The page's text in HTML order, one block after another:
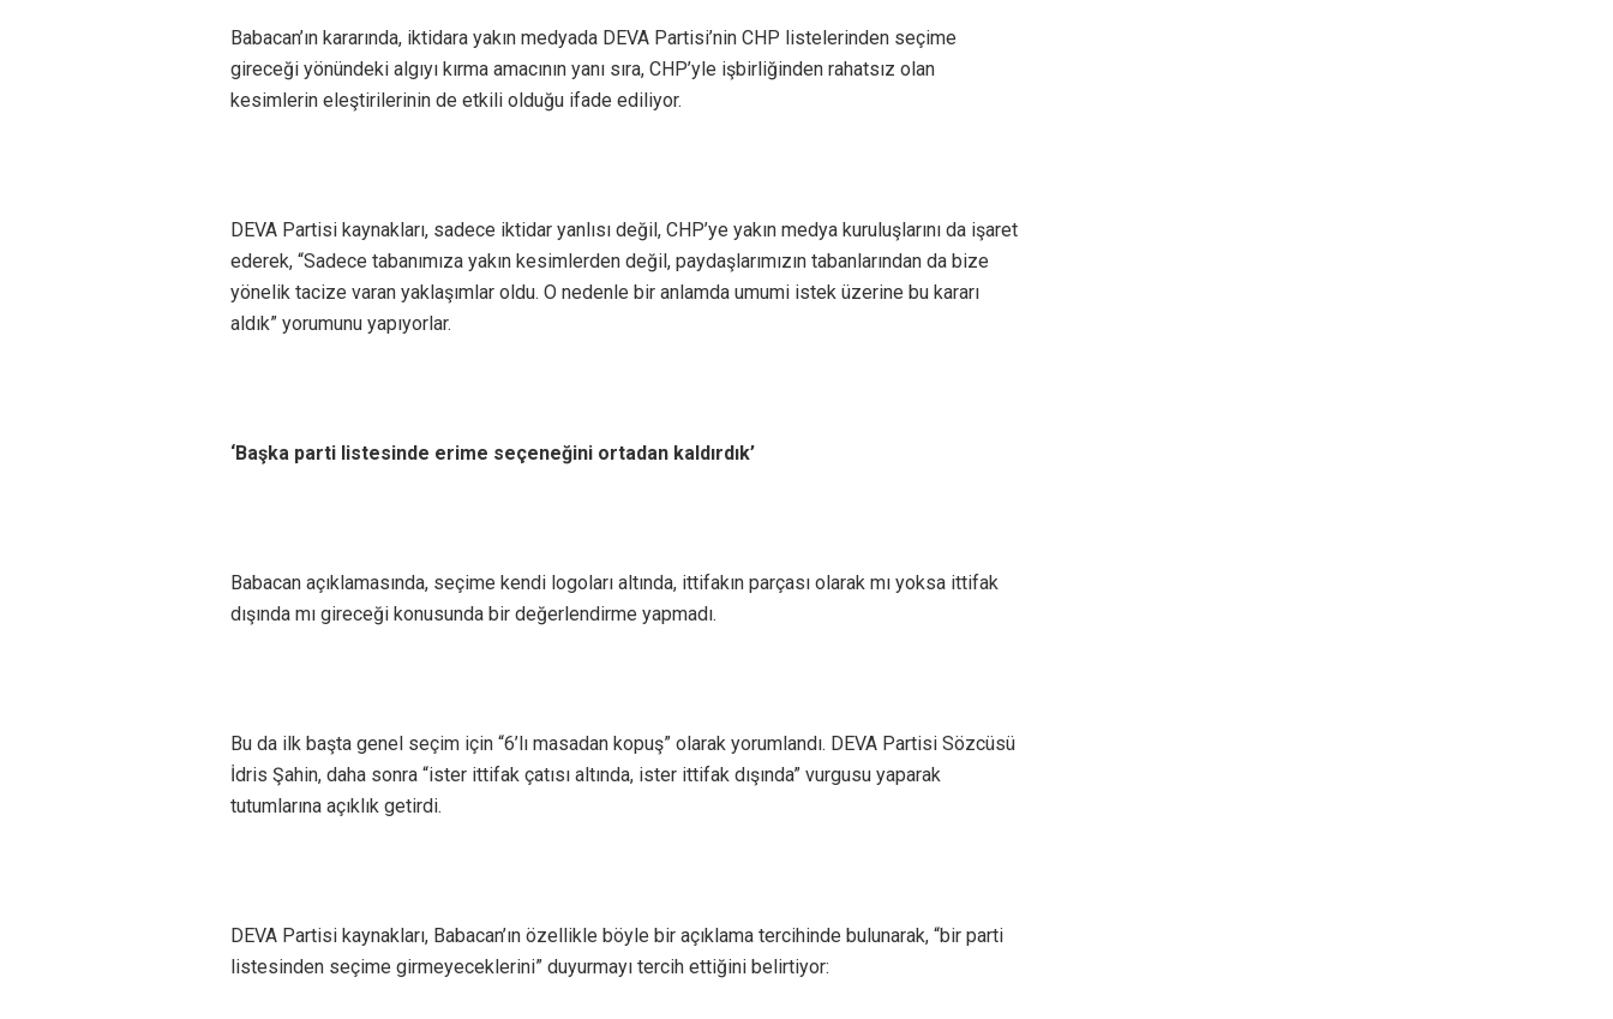
Babacan’ın kararında, iktidara yakın medyada DEVA Partisi’nin CHP listelerinden seçime
gireceği yönündeki algıyı kırma amacının yanı sıra, CHP’yle işbirliğinden rahatsız olan
kesimlerin eleştirilerinin de etkili olduğu ifade ediliyor.
DEVA Partisi kaynakları, sadece iktidar yanlısı değil, CHP’ye yakın medya kuruluşlarını da işaret
ederek, “Sadece tabanımıza yakın kesimlerden değil, paydaşlarımızın tabanlarından da bize
yönelik tacize varan yaklaşımlar oldu. O nedenle bir anlamda umumi istek üzerine bu kararı
aldık” yorumunu yapıyorlar.
‘Başka parti listesinde erime seçeneğini ortadan kaldırdık’
Babacan açıklamasında, seçime kendi logoları altında, ittifakın parçası olarak mı yoksa ittifak
dışında mı gireceği konusunda bir değerlendirme yapmadı.
Bu da ilk başta genel seçim için “6’lı masadan kopuş” olarak yorumlandı. DEVA Partisi Sözcüsü
İdris Şahin, daha sonra “ister ittifak çatısı altında, ister ittifak dışında” vurgusu yaparak
tutumlarına açıklık getirdi.
DEVA Partisi kaynakları, Babacan’ın özellikle böyle bir açıklama tercihinde bulunarak, “bir parti
listesinden seçime girmeyeceklerini” duyurmayı tercih ettiğini belirtiyor: